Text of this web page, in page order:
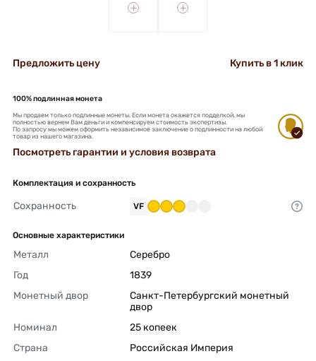
+ +
Предложить цену Купить в 1 клик
100% подлинная монета
Мы продаем только подлинные монеты. Если монета окажется подделкой, мы
полностью вернем Вам деньги и компенсируем стоимость экспертизы.
По запросу мы можем оформить независимое заключение о подлинности на любой
товар из нашего магазина.
Посмотреть гарантии и условия возврата
Комплектация и сохранность
Сохранность VF
Основные характеристики
Металл
Серебро
Год
1839
Монетный двор
Санкт-Петербургский монетный
двор
Номинал
25 копеек
Страна
Российская Империя